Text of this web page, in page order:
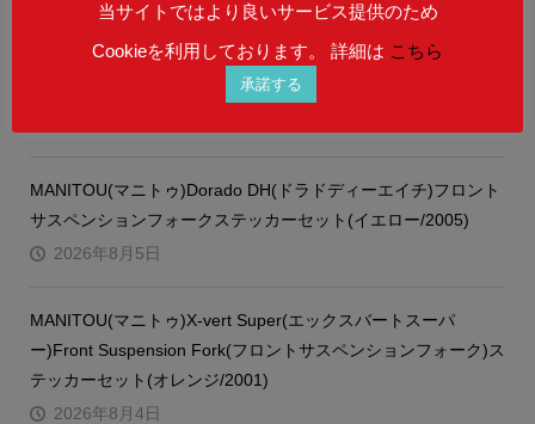
新着情報
MARIN(マリン)TEAM ISSUE(チームイシュー)フレームステッ
MANITOU(マニトゥ)Dorado DH(ドラドディーエイチ)フロント
サスペンションフォークステッカーセット(イエロー/2005)
2026年8月5日
MANITOU(マニトゥ)X-vert Super(エックスバートスーパ
ー)Front Suspension Fork(フロントサスペンションフォーク)ス
テッカーセット(オレンジ/2001)
2026年8月4日
当サイトではより良いサービス提供のため
Cookieを利用しております。 詳細は こちら
承諾する